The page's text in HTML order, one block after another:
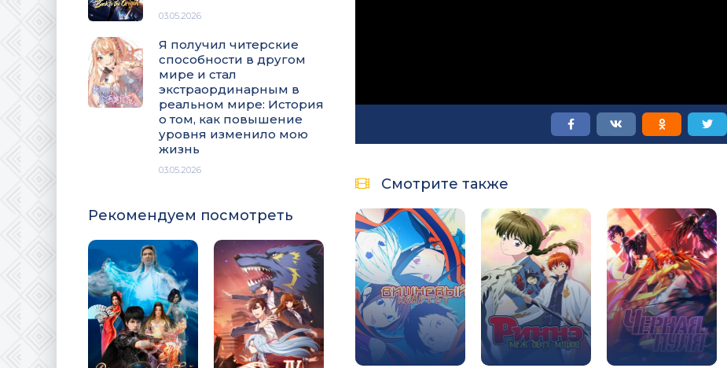
03.05.2026
Я получил читерские
способности в другом
мире и стал
экстраординарным в
реальном мире: История
о том, как повышение
уровня изменило мою
жизнь
03.05.2026
Рекомендуем посмотреть
Смотрите также